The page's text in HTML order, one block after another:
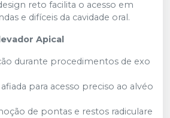
reto facilita o acesso em
e difíceis da cavidade oral.
Apical
durante procedimentos de exo
afiada para acesso preciso ao alvéo
de pontas e restos radiculare